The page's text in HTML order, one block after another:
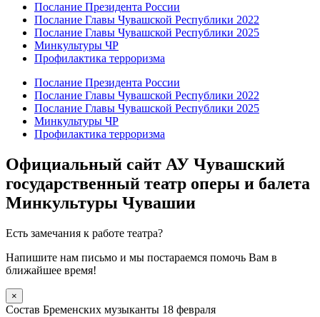
Послание Президента России
Послание Главы Чувашской Республики 2022
Послание Главы Чувашской Республики 2025
Минкультуры ЧР
Профилактика терроризма
Послание Президента России
Послание Главы Чувашской Республики 2022
Послание Главы Чувашской Республики 2025
Минкультуры ЧР
Профилактика терроризма
Официальный сайт АУ Чувашский
государственный театр оперы и балета
Минкультуры Чувашии
Есть замечания к работе театра?
Напишите нам письмо и мы постараемся помочь Вам в
ближайшее время!
×
Состав Бременских музыканты 18 февраля